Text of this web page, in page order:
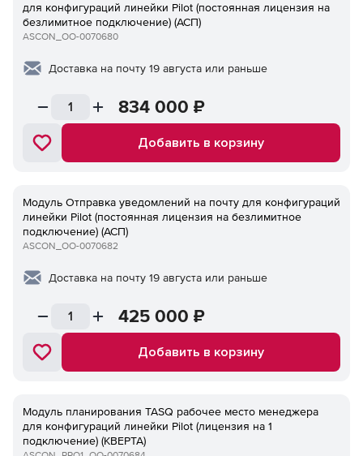
для конфигураций линейки Pilot (постоянная лицензия на
безлимитное подключение) (АСП)
ASCON_ОО-0070680
Доставка на почту 19 августа или раньше
834 000 ₽
Добавить в корзину
Модуль Отправка уведомлений на почту для конфигураций
линейки Pilot (постоянная лицензия на безлимитное
подключение) (АСП)
ASCON_ОО-0070682
Доставка на почту 19 августа или раньше
425 000 ₽
Добавить в корзину
Модуль планирования TASQ рабочее место менеджера
для конфигураций линейки Pilot (лицензия на 1
подключение) (КВЕРТА)